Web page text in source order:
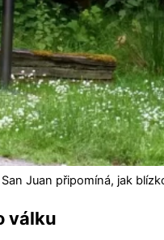
Juan připomíná, jak
válku